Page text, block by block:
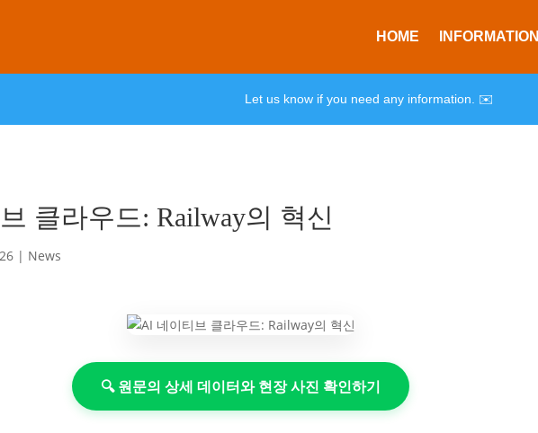
HOME INFORMATION
Let us know if you need any information. ✉️
클라우드: Railway의 혁신
| News
🔍 원문의 상세 데이터와 현장 사진 확인하기